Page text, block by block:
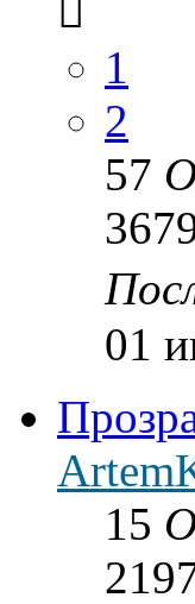
1
2
57
01
15